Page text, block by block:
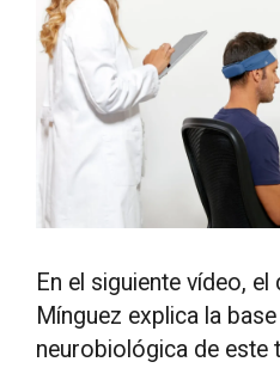
En el siguiente vídeo,
Mínguez explica la
neurobiológica de este